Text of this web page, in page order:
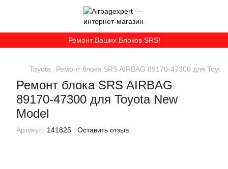
Ремонт Ваших Блоков SRS!
Toyota Ремонт блока SRS AIRBAG 89170-47300 для
Ремонт блока SRS AIRBAG
89170-47300 для Toyota New
Model
Артикул: 141825 Оставить отзыв